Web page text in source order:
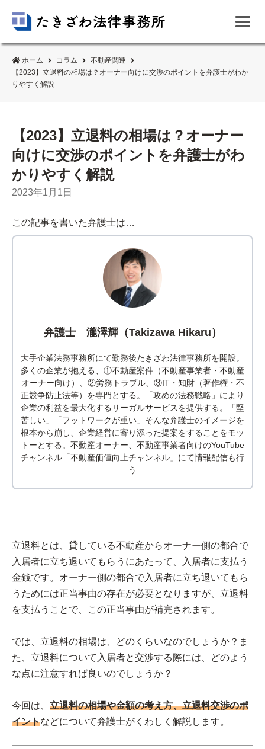
ホーム コラム
不動産関連
【2023】立退料の相場は？オーナー向けに交渉のポイントを弁護士がわか
りやすく解説
【2023】立退料の相場は？オーナー
向けに交渉のポイントを弁護士がわ
かりやすく解説
2023年1月1日
この記事を書いた弁護士は…
弁護士 瀧澤輝（Takizawa Hikaru）
大手企業法務事務所にて勤務後たきざわ法律事務所を開設。
多くの企業が抱える、①不動産案件（不動産事業者・不動産
オーナー向け）、②労務トラブル、③IT・知財（著作権・不
正競争防止法等）を専門とする。「攻めの法務戦略」により
企業の利益を最大化するリーガルサービスを提供する。「堅
苦しい」「フットワークが重い」そんな弁護士のイメージを
根本から崩し、企業経営に寄り添った提案をすることをモッ
トーとする。不動産オーナー、不動産事業者向けのYouTube
チャンネル「不動産価値向上チャンネル」にて情報配信も行
う
立退料とは、貸している不動産からオーナー側の都合で
入居者に立ち退いてもらうにあたって、入居者に支払う
金銭です。オーナー側の都合で入居者に立ち退いてもら
うためには正当事由の存在が必要となりますが、立退料
を支払うことで、この正当事由が補完されます。
では、立退料の相場は、どのくらいなのでしょうか？ま
た、立退料について入居者と交渉する際には、どのよう
な点に注意すれば良いのでしょうか？
今回は、 立退料の相場や金額の考え方、立退料交渉のポ
イントなどについて弁護士がくわしく解説します。